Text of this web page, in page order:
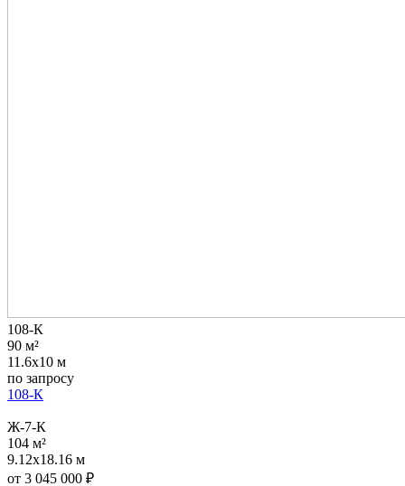
108-К
90 м²
11.6x10 м
по запросу
108-К
Ж-7-К
104 м²
9.12x18.16 м
от 3 045 000 ₽